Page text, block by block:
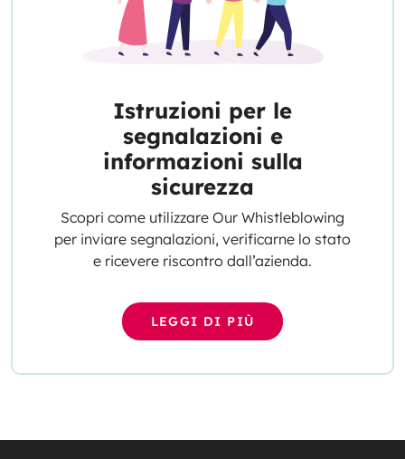
Istruzioni per le
segnalazioni e
informazioni sulla
sicurezza
Scopri come utilizzare Our Whistleblowing
per inviare segnalazioni, verificarne lo stato
e ricevere riscontro dall’azienda.
LEGGI DI PIÙ